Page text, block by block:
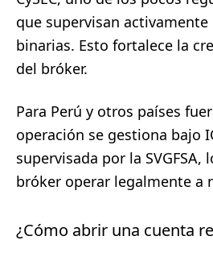
que supervisan activamente
binarias. Esto fortalece la
del bróker.
Para Perú y otros países
operación se gestiona bajo
supervisada por la
bróker operar legalmente a
¿Cómo abrir una cuenta